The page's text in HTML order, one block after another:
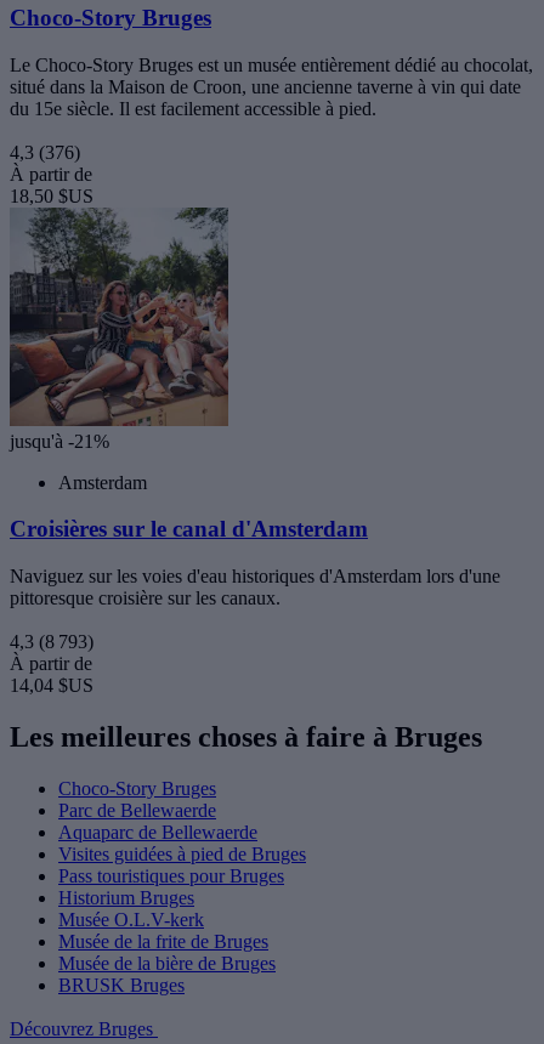
Choco-Story Bruges
Le Choco-Story Bruges est un musée entièrement dédié au chocolat,
situé dans la Maison de Croon, une ancienne taverne à vin qui date
du 15e siècle. Il est facilement accessible à pied.
4,3 (376)
À partir de
18,50 $US
jusqu'à -21%
Amsterdam
Croisières sur le canal d'Amsterdam
Naviguez sur les voies d'eau historiques d'Amsterdam lors d'une
pittoresque croisière sur les canaux.
4,3 (8 793)
À partir de
14,04 $US
Les meilleures choses à faire à Bruges
Choco-Story Bruges
Parc de Bellewaerde
Aquaparc de Bellewaerde
Visites guidées à pied de Bruges
Pass touristiques pour Bruges
Historium Bruges
Musée O.L.V-kerk
Musée de la frite de Bruges
Musée de la bière de Bruges
BRUSK Bruges
Découvrez Bruges